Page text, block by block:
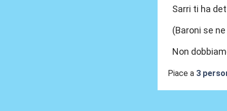
Sarri ti ha
(Baroni se
Non
Piace a 3